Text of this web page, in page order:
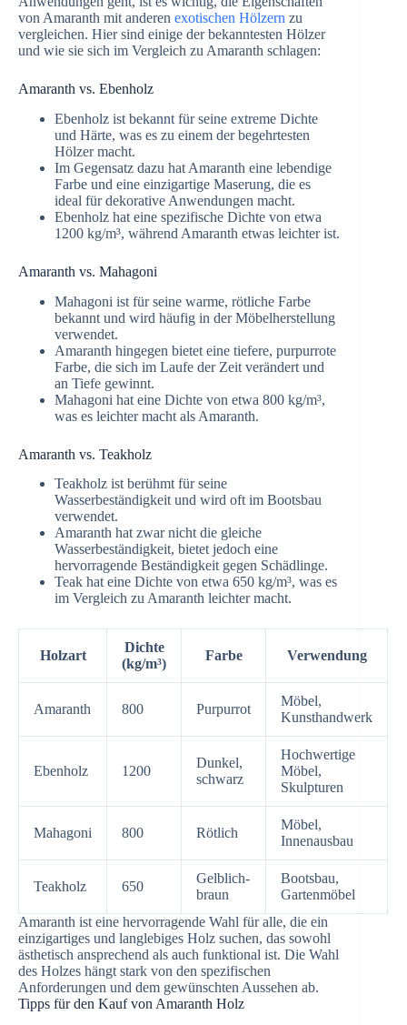
von Amaranth mit anderen exotischen Hölzern zu
vergleichen. Hier sind einige der bekanntesten Hölzer
und wie sie sich im Vergleich zu Amaranth schlagen:
Amaranth vs. Ebenholz
Ebenholz ist bekannt für seine extreme Dichte
und Härte, was es zu einem der begehrtesten
Hölzer macht.
Im Gegensatz dazu hat Amaranth eine lebendige
Farbe und eine einzigartige Maserung, die es
ideal für dekorative Anwendungen macht.
Ebenholz hat eine spezifische Dichte von etwa
1200 kg/m³, während Amaranth etwas leichter ist.
Amaranth vs. Mahagoni
Mahagoni ist für seine warme, rötliche Farbe
bekannt und wird häufig in der Möbelherstellung
verwendet.
Amaranth hingegen bietet eine tiefere, purpurrote
Farbe, die sich im Laufe der Zeit verändert und
an Tiefe gewinnt.
Mahagoni hat eine Dichte von etwa 800 kg/m³,
was es leichter macht als Amaranth.
Amaranth vs. Teakholz
Teakholz ist berühmt für seine
Wasserbeständigkeit und wird oft im Bootsbau
verwendet.
Amaranth hat zwar nicht die gleiche
Wasserbeständigkeit, bietet jedoch eine
hervorragende Beständigkeit gegen Schädlinge.
Teak hat eine Dichte von etwa 650 kg/m³, was es
im Vergleich zu Amaranth leichter macht.
Holzart
Dichte
(kg/m³)
Farbe Verwendung
Amaranth 800 Purpurrot
Möbel,
Kunsthandwerk
Ebenholz 1200
Dunkel,
schwarz
Hochwertige
Möbel,
Skulpturen
Mahagoni 800 Rötlich
Möbel,
Innenausbau
Teakholz 650
Gelblich-
braun
Bootsbau,
Gartenmöbel
Amaranth ist eine hervorragende Wahl für alle, die ein
einzigartiges und langlebiges Holz suchen, das sowohl
ästhetisch ansprechend als auch funktional ist. Die Wahl
des Holzes hängt stark von den spezifischen
Anforderungen und dem gewünschten Aussehen ab.
Tipps für den Kauf von Amaranth Holz